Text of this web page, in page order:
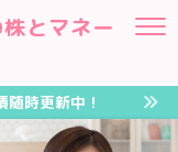
とマネー
随時更新中！